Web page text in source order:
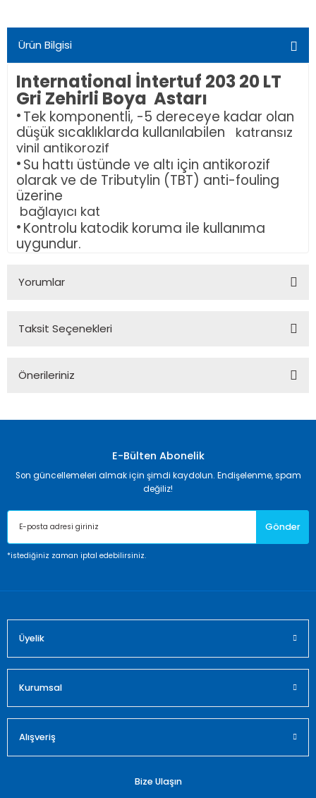
Ürün Bilgisi
International İntertuf 203 20 LT
Gri Zehirli Boya Astarı
·Tek komponentli, -5 dereceye kadar olan
düşük sıcaklıklarda kullanılabilen
katransız
vinil antikorozif
·Su hattı üstünde ve altı için antikorozif
olarak ve de Tributylin (TBT) anti-fouling
üzerine
bağlayıcı kat
·Kontrolu katodik koruma ile kullanıma
uygundur.
Yorumlar
Taksit Seçenekleri
Önerileriniz
Görüş ve önerileriniz için teşekkür ederiz.
Ürün resmi kalitesiz, bozuk veya görüntülenemiyor.
Ürün açıklamasında eksik bilgiler bulunuyor.
Ürün bilgilerinde hatalar bulunuyor.
E-Bülten Abonelik
Son güncellemeleri almak için şimdi kaydolun. Endişelenme, spam
değiliz!
Gönder
*istediğiniz zaman iptal edebilirsiniz.
Üyelik
Kurumsal
Alışveriş
Bize Ulaşın